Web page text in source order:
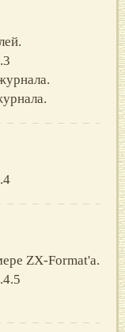
ZX-Format'a.